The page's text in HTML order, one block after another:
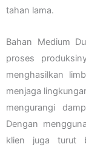
tahan lama.
Bahan Medium
proses
menghasilkan
menjaga
mengurangi
Dengan
klien juga turut